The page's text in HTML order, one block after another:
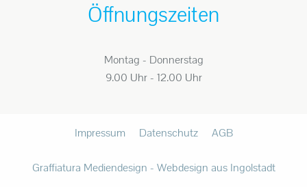
Öffnungszeiten
Montag - Donnerstag
9.00 Uhr - 12.00 Uhr
Impressum Datenschutz AGB
Graffiatura Mediendesign - Webdesign aus Ingolstadt